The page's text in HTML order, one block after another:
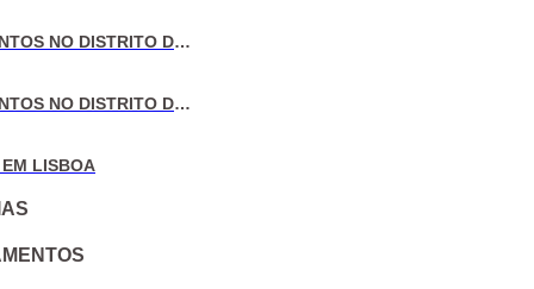
VENDA DE APARTAMENTOS NO DISTRITO DE COIMBRA
VENDA DE APARTAMENTOS NO DISTRITO DE LEIRIA
LISBOA